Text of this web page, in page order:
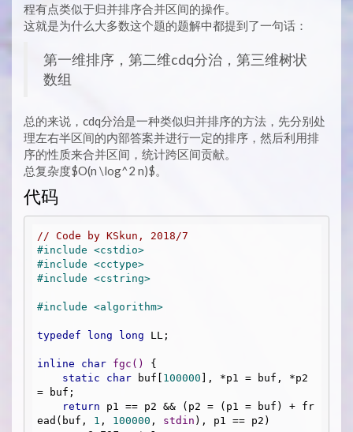
程有点类似于归并排序合并区间的操作。
这就是为什么大多数这个题的题解中都提到了一句话：
第一维排序，第二维cdq分治，第三维树状
数组
总的来说，cdq分治是一种类似归并排序的方法，先分别处
理左右半区间的内部答案并进行一定的排序，然后利用排
序的性质来合并区间，统计跨区间贡献。
总复杂度$O(n \log^2 n)$。
代码
// Code by KSkun, 2018/7
#include <cstdio>
#include <cctype>
#include <cstring>
#include <algorithm>
typedef long long LL;
inline char fgc ()
{
static
char buf[ 100000 ], *p1 = buf, *p2
= buf;
return p1 == p2 && (p2 = (p1 = buf) + fr
ead(buf, 1 , 100000 , stdin ), p1 == p2)